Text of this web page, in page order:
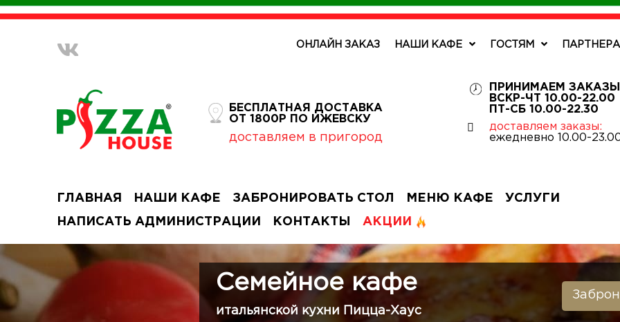
ОНЛАЙН ЗАКАЗ НАШИ КАФЕ ГОСТЯМ
БЕСПЛАТНАЯ ДОСТАВКА
ОТ 1800Р ПО ИЖЕВСКУ
доставляем в пригород
ПРИНИМАЕМ ЗАКАЗЫ
ВСКР-ЧТ 10.00-22.00
ПТ-СБ 10.00-22.30
доставляем заказы:
ежедневно 10.00-
ГЛАВНАЯ НАШИ КАФЕ ЗАБРОНИРОВАТЬ СТОЛ МЕНЮ КАФЕ УСЛУГИ
НАПИСАТЬ АДМИНИСТРАЦИИ КОНТАКТЫ АКЦИИ
Семейное кафе
итальянской кухни Пицца-Хаус